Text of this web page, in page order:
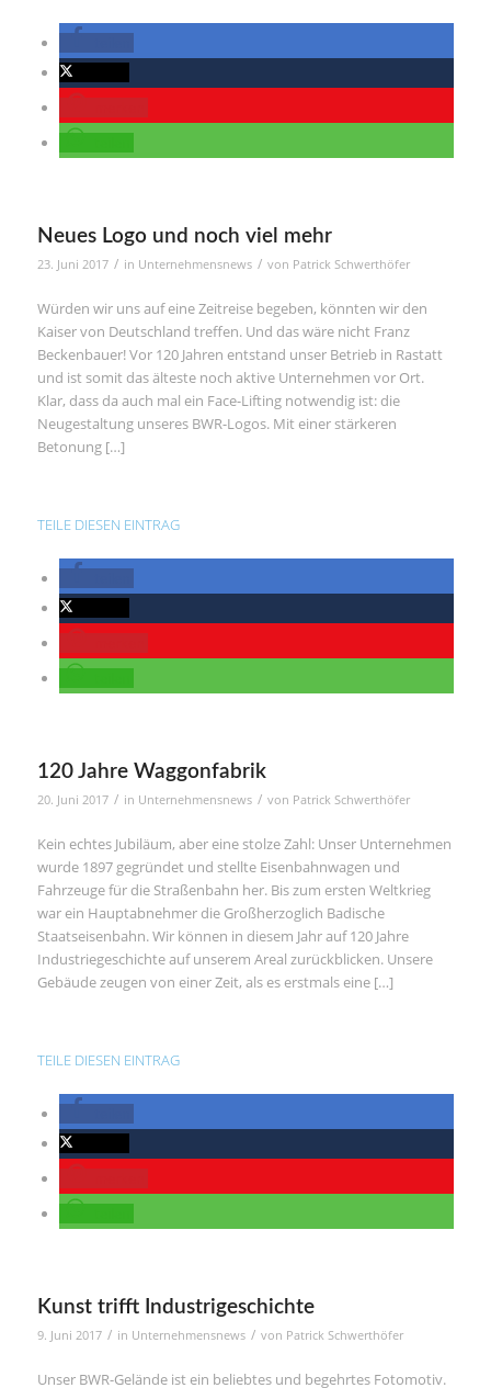
Neues Logo und noch viel mehr
23. Juni 2017 / in Unternehmensnews / von Patrick Schwerthöfer
Würden wir uns auf eine Zeitreise begeben, könnten wir den
Kaiser von Deutschland treffen. Und das wäre nicht Franz
Beckenbauer! Vor 120 Jahren entstand unser Betrieb in Rastatt
und ist somit das älteste noch aktive Unternehmen vor Ort.
Klar, dass da auch mal ein Face-Lifting notwendig ist: die
Neugestaltung unseres BWR-Logos. Mit einer stärkeren
Betonung […]
TEILE DIESEN EINTRAG
120 Jahre Waggonfabrik
20. Juni 2017 / in Unternehmensnews / von Patrick Schwerthöfer
Kein echtes Jubiläum, aber eine stolze Zahl: Unser Unternehmen
wurde 1897 gegründet und stellte Eisenbahnwagen und
Fahrzeuge für die Straßenbahn her. Bis zum ersten Weltkrieg
war ein Hauptabnehmer die Großherzoglich Badische
Staatseisenbahn. Wir können in diesem Jahr auf 120 Jahre
Industriegeschichte auf unserem Areal zurückblicken. Unsere
Gebäude zeugen von einer Zeit, als es erstmals eine […]
TEILE DIESEN EINTRAG
Kunst trifft Industrigeschichte
9. Juni 2017 / in Unternehmensnews / von Patrick Schwerthöfer
Unser BWR-Gelände ist ein beliebtes und begehrtes Fotomotiv.